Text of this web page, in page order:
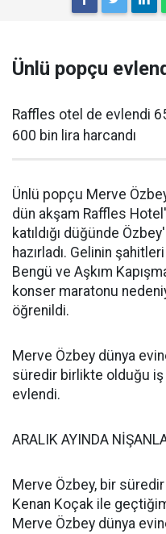
Ünlü popçu
Raffles otel de evlendi
600 bin lira harcandı
Ünlü popçu Merve
dün akşam Raffles
katıldığı düğünde
hazırladı. Gelinin
Bengü ve Aşkım
konser maratonu
öğrenildi.
Merve Özbey dünya
süredir birlikte olduğu iş
evlendi.
ARALIK AYINDA
Merve Özbey, bir
Kenan Koçak ile
Merve Özbey dünya